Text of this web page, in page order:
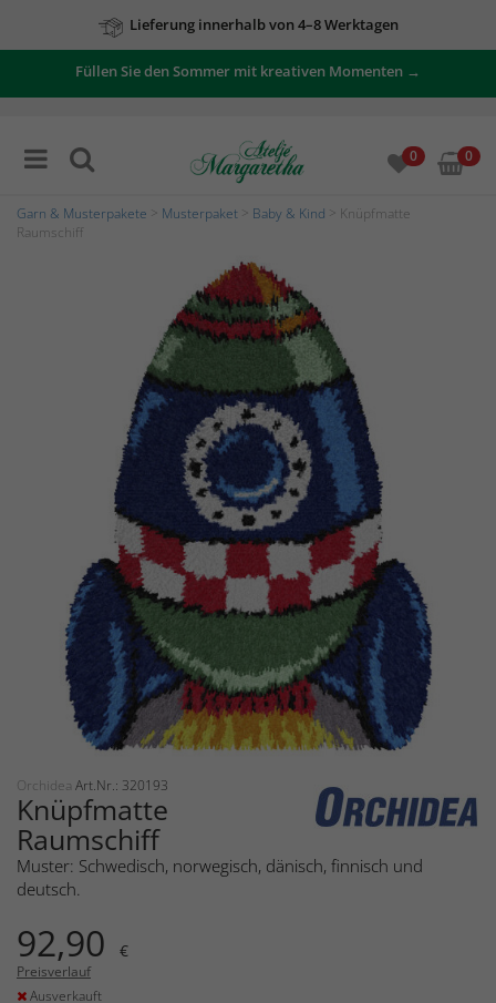
Lieferung innerhalb von 4–8 Werktagen
Füllen Sie den Sommer mit kreativen Momenten →
0 0
Garn & Musterpakete Musterpaket Baby & Kind > Knüpfmatte
Raumschiff
Orchidea Art.Nr.: 320193
Knüpfmatte
Raumschiff
Muster: Schwedisch, norwegisch, dänisch, finnisch und
deutsch.
92,90 €
Preisverlauf
Ausverkauft